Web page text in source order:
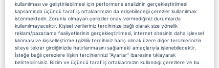
kullanılması ve geliştirilebilmesi için performans analizinin gerçekleştirilmesi
kapsamında üçüncü taraf iş ortaklarımızın da erişebileceği çerezler kullanılmak
istenmektedir. Zorunlu olmayan çerezler onay vermediğiniz durumlarda
kullanılmayacaktır. Kişisel verileriniz tercihinize bağlı olarak size yönelik
reklam/pazarlama faaliyetlerinin gerçekleştirilmesi, internet sitesinin daha işlevsel
kılınması ve kişiselleştirme (gizlilik tercihiniz hariç olmak üzere diğer tercihlerinizin
siteye tekrar girdiğinizde hatırlanmasını sağlamak) amaçlarıyla işlenebilecektir.
İsteğe bağlı çerezlere ilişkin tercihlerinizi “Ayarlar” ibaresine tıklayarak
belirtebilirsiniz. Bizim ve üçüncü taraf iş ortaklarımızın kullandığı çerezlere ve bu